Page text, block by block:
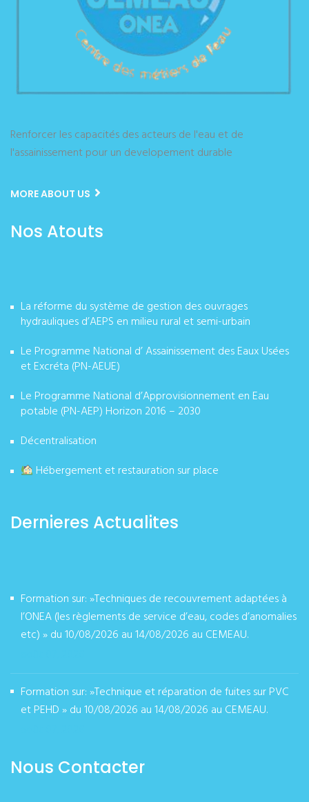
Renforcer les capacités des acteurs de l'eau et de
l'assainissement pour un developement durable
MORE ABOUT US
Nos Atouts
La réforme du système de gestion des ouvrages
hydrauliques d’AEPS en milieu rural et semi-urbain
Le Programme National d’ Assainissement des Eaux Usées
et Excréta (PN-AEUE)
Le Programme National d’Approvisionnement en Eau
potable (PN-AEP) Horizon 2016 – 2030
Décentralisation
Hébergement et restauration sur place
Dernieres Actualites
Formation sur: »Techniques de recouvrement adaptées à
l’ONEA (les règlements de service d’eau, codes d’anomalies
etc) » du 10/08/2026 au 14/08/2026 au CEMEAU.
Formation sur: »Technique et réparation de fuites sur PVC
et PEHD » du 10/08/2026 au 14/08/2026 au CEMEAU.
Nous Contacter